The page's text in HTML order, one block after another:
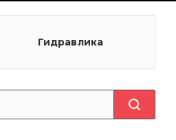
Гидравлика